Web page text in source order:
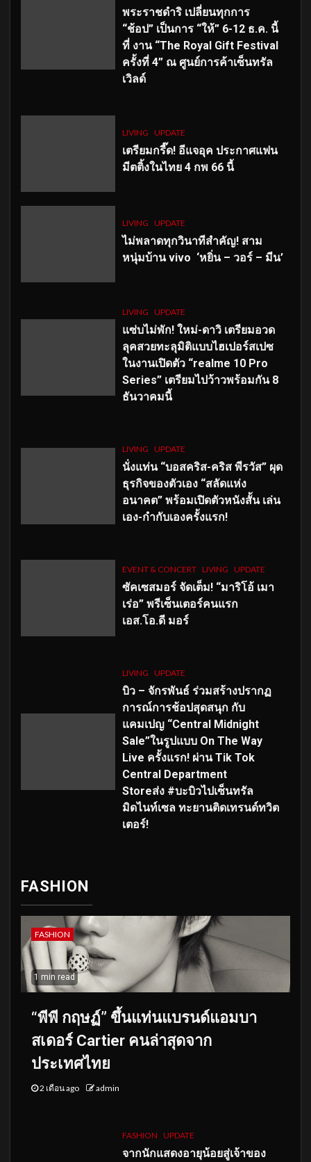
พระราชดำริ เปลี่ยนทุกการ
“ช้อป” เป็นการ “ให้” 6-12 ธ.ค. นี้
ที่ งาน “The Royal Gift Festival
ครั้งที่ 4” ณ ศูนย์การค้าเซ็นทรัล
เวิลด์
LIVING UPDATE
เตรียมกรี๊ด! อีแจอุค ประกาศแฟน
มีตติ้งในไทย 4 กพ 66 นี้
LIVING UPDATE
ไม่พลาดทุกวินาทีสำคัญ! สาม
หนุ่มบ้าน vivo ‘หยิ่น – วอร์ – มีน’
LIVING UPDATE
แซ่บไม่พัก! ใหม่-ดาวิ เตรียมอวด
ลุคสวยทะลุมิติแบบไฮเปอร์สเปซ
ในงานเปิดตัว “realme 10 Pro
Series” เตรียมไปว้าวพร้อมกัน 8
ธันวาคมนี้
LIVING UPDATE
นั่งแท่น “บอสคริส-คริส พีรวัส” ผุด
ธุรกิจของตัวเอง “สลัดแห่ง
อนาคต” พร้อมเปิดตัวหนังสั้น เล่น
เอง-กำกับเองครั้งแรก!
EVENT & CONCERT LIVING UPDATE
ซัคเซสมอร์ จัดเต็ม! “มาริโอ้ เมา
เร่อ” พรีเซ็นเตอร์คนแรก
เอส.โอ.ดี มอร์
LIVING UPDATE
บิว – จักรพันธ์ ร่วมสร้างปรากฏ
การณ์การช้อปสุดสนุก กับ
แคมเปญ “Central Midnight
Sale”ในรูปแบบ On The Way
Live ครั้งแรก! ผ่าน Tik Tok
Central Department
Storeส่ง #บะบิวไปเซ็นทรัล
มิดไนท์เซล ทะยานติดเทรนด์ทวิต
เตอร์!
FASHION
FASHION
1 min read
“พีพี กฤษฏ์” ขึ้นแท่นแบรนด์แอมบา
สเดอร์ Cartier คนล่าสุดจาก
ประเทศไทย
2 เดือน ago admin
FASHION UPDATE
จากนักแสดงอายุน้อยสู่เจ้าของ